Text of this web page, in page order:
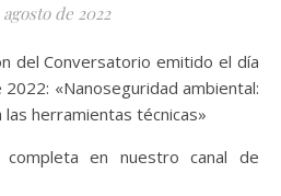
agosto de 2022
«Nanoseguridad ambiental:
herramientas técnicas»
en nuestro canal de